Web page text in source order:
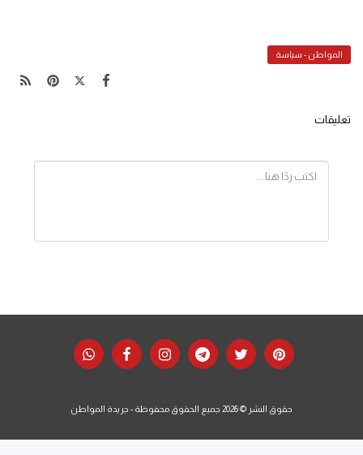
المواطن - سياسة
تعليقات
حقوق النشر © 2026 جميع الحقوق محفوظة - جريدة المواطن